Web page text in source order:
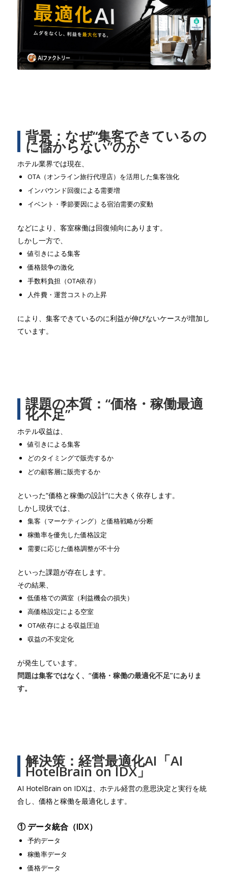
背景：なぜ“集客できているの
に儲からない”のか
ホテル業界では現在、
OTA（オンライン旅行代理店）を活用した集客強化
インバウンド回復による需要増
イベント・季節要因による宿泊需要の変動
などにより、客室稼働は回復傾向にあります。
しかし一方で、
値引きによる集客
価格競争の激化
手数料負担（OTA依存）
人件費・運営コストの上昇
により、集客できているのに利益が伸びないケースが増加し
ています。
課題の本質：“価格・稼働最適
化不足”
ホテル収益は、
値引きによる集客
どのタイミングで販売するか
どの顧客層に販売するか
といった“価格と稼働の設計”に大きく依存します。
しかし現状では、
集客（マーケティング）と価格戦略が分断
稼働率を優先した価格設定
需要に応じた価格調整が不十分
といった課題が存在します。
その結果、
低価格での満室（利益機会の損失）
高価格設定による空室
OTA依存による収益圧迫
収益の不安定化
が発生しています。
問題は集客ではなく、“価格・稼働の最適化不足”にありま
す。
解決策：経営最適化AI「AI
HotelBrain on IDX」
AI HotelBrain on IDXは、ホテル経営の意思決定と実行を統
合し、価格と稼働を最適化します。
① データ統合（IDX）
予約データ
稼働率データ
価格データ